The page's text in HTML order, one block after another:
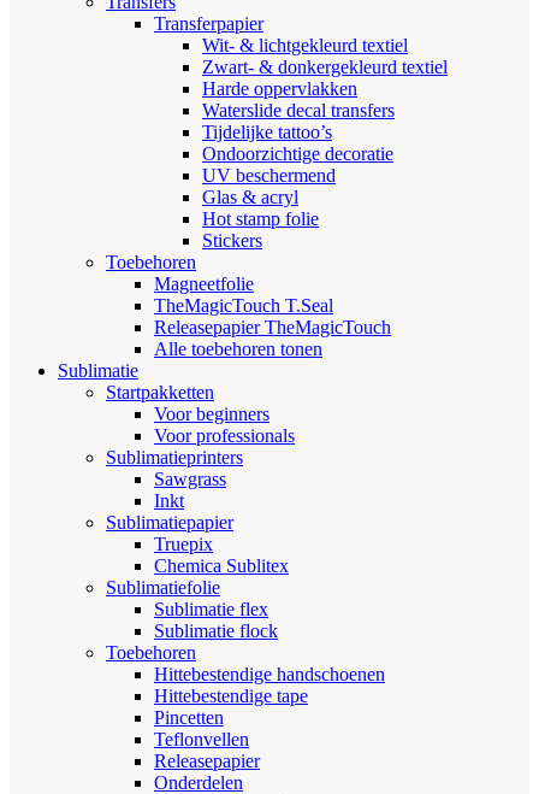
Transferpapier
Wit- & lichtgekleurd textiel
Zwart- & donkergekleurd textiel
Harde oppervlakken
Waterslide decal transfers
Tijdelijke tattoo’s
Ondoorzichtige decoratie
UV beschermend
Glas & acryl
Hot stamp folie
Stickers
Toebehoren
Magneetfolie
TheMagicTouch T.Seal
Releasepapier TheMagicTouch
Alle toebehoren tonen
Sublimatie
Startpakketten
Voor beginners
Voor professionals
Sublimatieprinters
Sawgrass
Inkt
Sublimatiepapier
Truepix
Chemica Sublitex
Sublimatiefolie
Sublimatie flex
Sublimatie flock
Toebehoren
Hittebestendige handschoenen
Hittebestendige tape
Pincetten
Teflonvellen
Releasepapier
Onderdelen